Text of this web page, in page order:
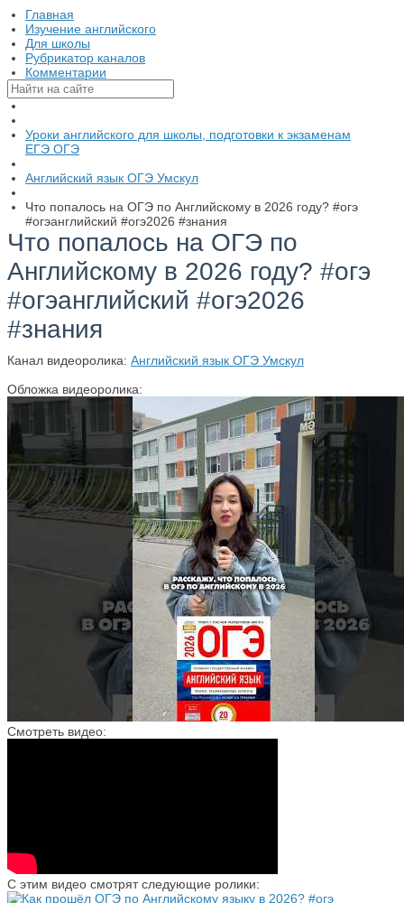
Главная
Изучение английского
Для школы
Рубрикатор каналов
Комментарии
Уроки английского для школы, подготовки к экзаменам
ЕГЭ ОГЭ
Английский язык ОГЭ Умскул
Что попалось на ОГЭ по Английскому в 2026 году? #огэ
#огэанглийский #огэ2026 #знания
Что попалось на ОГЭ по
Английскому в 2026 году? #огэ
#огэанглийский #огэ2026
#знания
Канал видеоролика: Английский язык ОГЭ Умскул
Обложка видеоролика:
Смотреть видео:
С этим видео смотрят следующие ролики: